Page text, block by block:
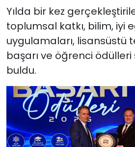
Yılda bir kez
toplumsal katkı, bilim, iyi
uygulamaları, lisansüstü
başarı ve öğrenci
buldu.